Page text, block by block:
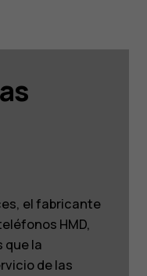
el fabricante
HMD,
que la
de las